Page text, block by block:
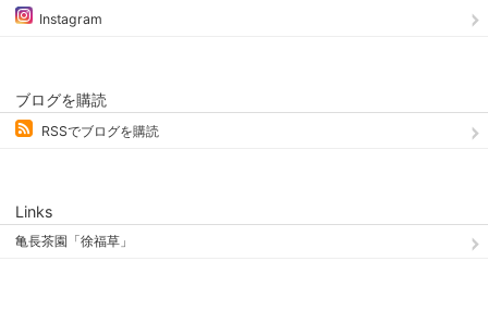
Instagram
ブログを購読
RSSでブログを購読
Links
亀長茶園「徐福草」